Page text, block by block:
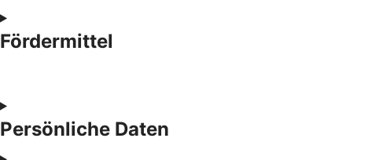
Fördermittel
Persönliche Daten